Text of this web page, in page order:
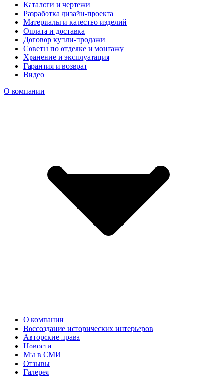
Каталоги и чертежи
Разработка дизайн-проекта
Материалы и качество изделий
Оплата и доставка
Договор купли-продажи
Советы по отделке и монтажу
Хранение и эксплуатация
Гарантия и возврат
Видео
О компании
О компании
Воссоздание исторических интерьеров
Авторские права
Новости
Мы в СМИ
Отзывы
Галерея